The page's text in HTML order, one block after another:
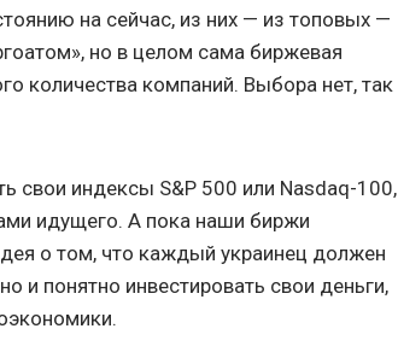
на сейчас, из них — из топовых —
но в целом сама биржевая
количества компаний. Выбора нет, так
свои индексы S&P 500 или Nasdaq-100,
идущего. А пока наши биржи
о том, что каждый украинец должен
и понятно инвестировать свои деньги,